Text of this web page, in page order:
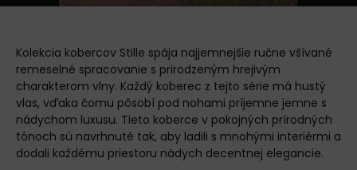
Kolekcia kobercov Stille spája najjemnejšie ručne všívané
remeselné spracovanie s prirodzeným hrejivým
charakterom vlny. Každý koberec z tejto série má hustý
vlas, vďaka čomu pôsobí pod nohami príjemne jemne s
nádychom luxusu. Tieto koberce v pokojných prírodných
tónoch sú navrhnuté tak, aby ladili s mnohými interiérmi a
dodali každému priestoru nádych decentnej elegancie.